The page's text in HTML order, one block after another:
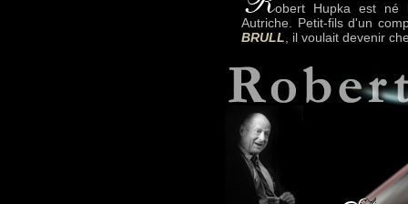
obert Hupka est
Autriche. Petit-fils d'un
BRULL , il voulait devenir